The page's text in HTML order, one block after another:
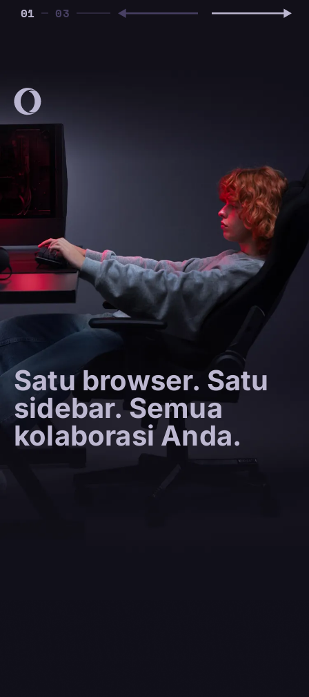
01
Satu browser. Satu
sidebar. Semua
kolaborasi Anda.